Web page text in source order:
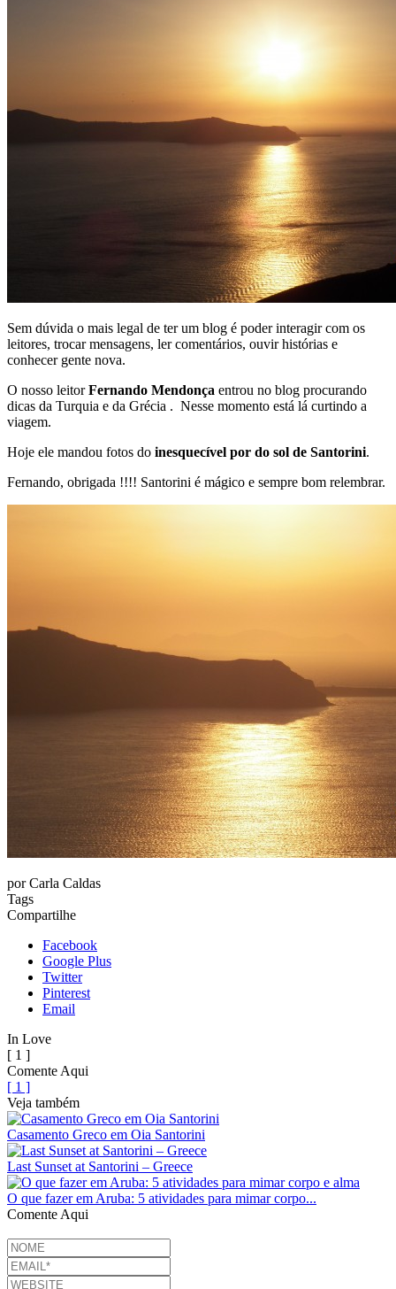
Sem dúvida o mais legal de ter um blog é poder interagir com os
leitores, trocar mensagens, ler comentários, ouvir histórias e
conhecer gente nova.
O nosso leitorFernando Mendonça entrou no blog procurando
dicas da Turquia e da Grécia . Nesse momento está lá curtindo a
viagem.
Hoje ele mandou fotos do inesquecível por do sol de Santorini.
Fernando, obrigada !!!! Santorini é mágico e sempre bom relembrar.
porCarla Caldas
Tags
Compartilhe
Facebook
Google Plus
Twitter
Pinterest
Email
In Love
[ 1 ]
Comente Aqui
[ 1 ]
Veja também
Casamento Greco em Oia Santorini
Last Sunset at Santorini – Greece
O que fazer em Aruba: 5 atividades para mimar corpo...
Comente Aqui